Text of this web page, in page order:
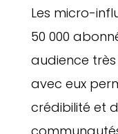
Les micro-
50 000
audience
avec eux
crédibilité et